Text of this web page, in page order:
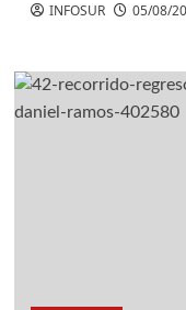
INFOSUR 05/08/